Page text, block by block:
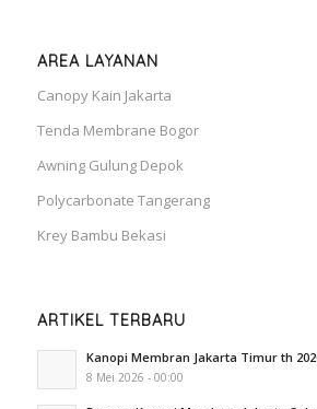
AREA LAYANAN
Canopy Kain Jakarta
Tenda Membrane Bogor
Awning Gulung Depok
Polycarbonate Tangerang
Krey Bambu Bekasi
ARTIKEL TERBARU
Kanopi Membran Jakarta Timur th
8 Mei 2026 - 00:00